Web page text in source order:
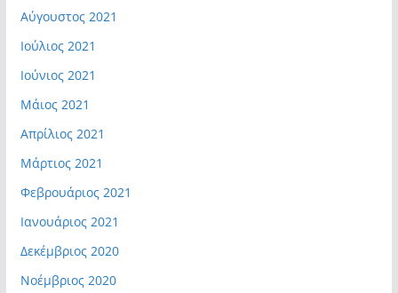
Αύγουστος 2021
Ιούλιος 2021
Ιούνιος 2021
Μάιος 2021
Απρίλιος 2021
Μάρτιος 2021
Φεβρουάριος 2021
Ιανουάριος 2021
Δεκέμβριος 2020
Νοέμβριος 2020